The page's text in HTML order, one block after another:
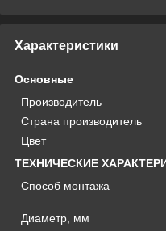
Характеристики
Основные
Производитель
Страна производитель
Цвет
ТЕХНИЧЕСКИЕ
Способ монтажа
Диаметр, мм